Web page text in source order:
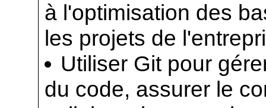
à l'optimisation des
les projets de
Utiliser Git pour
du code, assurer le